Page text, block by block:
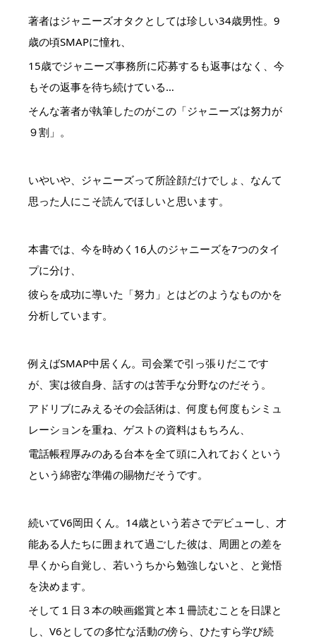
著者はジャニーズオタクとしては珍しい34歳男性。9
歳の頃SMAPに憧れ、
15歳でジャニーズ事務所に応募するも返事はなく、今
もその返事を待ち続けている…
そんな著者が執筆したのがこの「ジャニーズは努力が
９割」。
いやいや、ジャニーズって所詮顔だけでしょ、なんて
思った人にこそ読んでほしいと思います。
本書では、今を時めく16人のジャニーズを7つのタイ
プに分け、
彼らを成功に導いた「努力」とはどのようなものかを
分析しています。
例えばSMAP中居くん。司会業で引っ張りだこです
が、実は彼自身、話すのは苦手な分野なのだそう。
アドリブにみえるその会話術は、何度も何度もシミュ
レーションを重ね、ゲストの資料はもちろん、
電話帳程厚みのある台本を全て頭に入れておくという
という綿密な準備の賜物だそうです。
続いてV6岡田くん。14歳という若さでデビューし、才
能ある人たちに囲まれて過ごした彼は、周囲との差を
早くから自覚し、若いうちから勉強しないと、と覚悟
を決めます。
そして１日３本の映画鑑賞と本１冊読むことを日課と
し、V6としての多忙な活動の傍ら、ひたすら学び続